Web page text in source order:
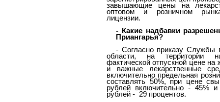
завышающие цены на
оптовом и розничном
лицензии.
- Какие надбавки
Приангарья?
- Согласно приказу Службы
области, на территории
фактической отпускной цене
и важные лекарственные
включительно предельная
составлять 50%, при цене
рублей включительно - 45%
рублей - 29 процентов.